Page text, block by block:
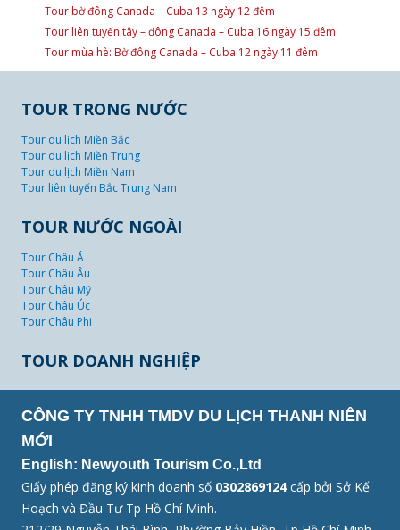
Tour bờ đông Canada – Cuba 13 ngày 12 đêm
Tour liên tuyến tây – đông Canada – Cuba 16 ngày 15 đêm
Tour mùa hè: Bờ đông Canada – Cuba 12 ngày 11 đêm
TOUR TRONG NƯỚC
Tour du lịch Miền Bắc
Tour du lịch Miền Trung
Tour du lịch Miền Nam
Tour liên tuyến Bắc Trung Nam
TOUR NƯỚC NGOÀI
Tour Châu Á
Tour Châu Âu
Tour Châu Mỹ
Tour Châu Úc
Tour Châu Phi
TOUR DOANH NGHIỆP
CÔNG TY TNHH TMDV DU LỊCH THANH NIÊN
MỚI
English: Newyouth Tourism Co.,Ltd
Giấy phép đăng ký kinh doanh số 0302869124cấp bởi Sở Kế
Hoạch và Đầu Tư Tp Hồ Chí Minh.